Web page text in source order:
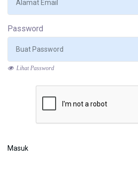
Password
Lihat Password
Masuk